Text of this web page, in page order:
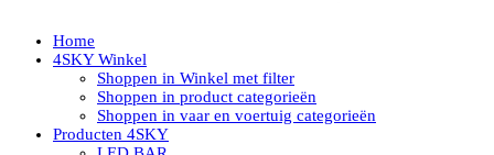
Home
4SKY Winkel
Shoppen in Winkel met filter
Shoppen in product categorieën
Shoppen in vaar en voertuig categorieën
Producten 4SKY